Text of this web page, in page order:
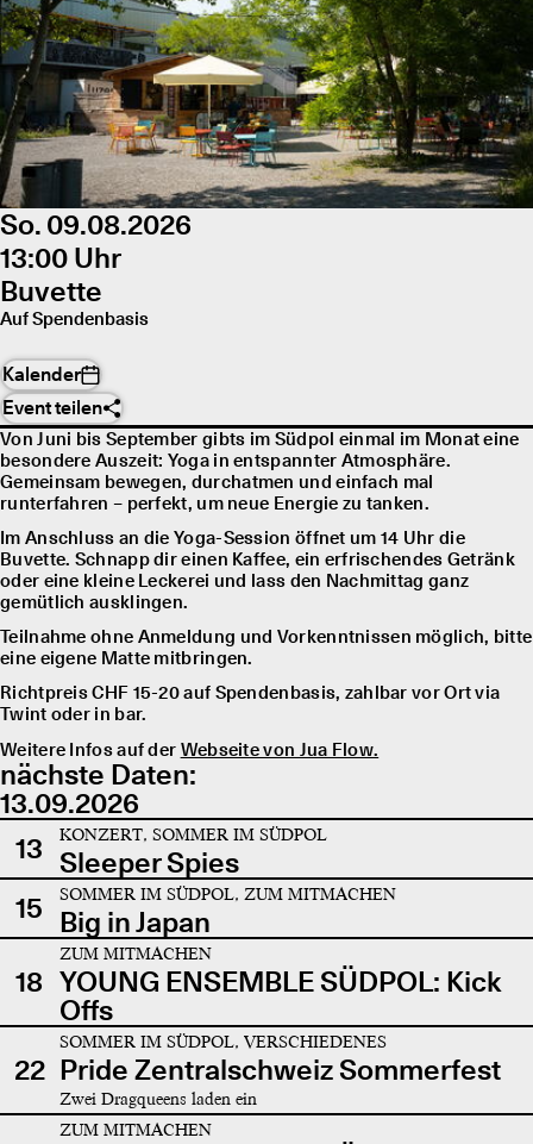
So. 09.08.2026
13:00 Uhr
Buvette
Auf Spendenbasis
Kalender
Event teilen
Von Juni bis September gibts im Südpol einmal im Monat eine
besondere Auszeit: Yoga in entspannter Atmosphäre.
Gemeinsam bewegen, durchatmen und einfach mal
runterfahren – perfekt, um neue Energie zu tanken.
Im Anschluss an die Yoga-Session öffnet um 14 Uhr die
Buvette. Schnapp dir einen Kaffee, ein erfrischendes Getränk
oder eine kleine Leckerei und lass den Nachmittag ganz
gemütlich ausklingen.
Teilnahme ohne Anmeldung und Vorkenntnissen möglich, bitte
eine eigene Matte mitbringen.
Richtpreis CHF 15-20 auf Spendenbasis, zahlbar vor Ort via
Twint oder in bar.
Weitere Infos auf der Webseite von Jua Flow.
nächste Daten:
13.09.2026
13
KONZERT, SOMMER IM SÜDPOL
Sleeper Spies
15
SOMMER IM SÜDPOL, ZUM MITMACHEN
Big in Japan
18
ZUM MITMACHEN
YOUNG ENSEMBLE SÜDPOL: Kick
Offs
22
SOMMER IM SÜDPOL, VERSCHIEDENES
Pride Zentralschweiz Sommerfest
Zwei Dragqueens laden ein
ZUM MITMACHEN